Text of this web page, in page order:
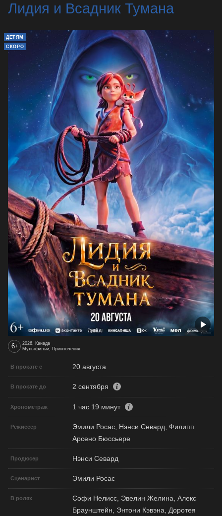
Лидия и Всадник Тумана
ДЕТЯМ
СКОРО
6+
2026, Канада
Мультфильм, Приключения
В прокате с 20 августа
В прокате до 2 сентября
Хронометраж 1 час 19 минут
Режиссер
Эмили Росас, Нэнси Севард, Филипп
Арсено Бюссьере
Продюсер Нэнси Севард
Сценарист Эмили Росас
В ролях
Софи Нелисс, Эвелин Желина, Алекс
Браунштейн, Энтони Кэвэна, Доротея